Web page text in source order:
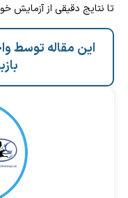
تا نتایج دقیقی از آزمایش
این مقاله توسط